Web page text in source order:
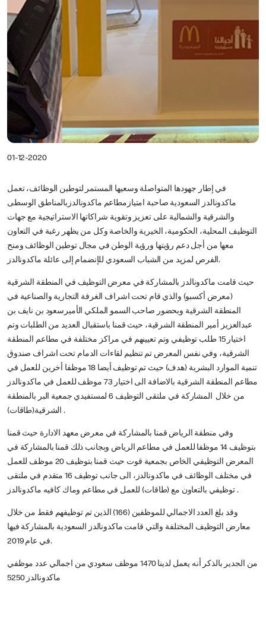
01-12-2020
في إطار جهودها المتواصلة وسعيها المستمر لتوطين الوظائف، تعمل
ماكدونالدز السعودية صاحبة امتيازمطاعم ماكدونالدزبالمناطق الوسطى
والشرقية والشمالية على تعزيز وتقوية شراكاتها الاستراتيجية مع جهات
التوظيف المحلية، الحكومية، الخيرية والخاصة وكل من يظهر رغبة في التعاون
معها من أجل دعم رؤيتها ورؤية الوطن في مجال توطين الوظائف ومنح
الفرص لمزيد من الشباب السعودي للإنضمام إلى عائلة ماكدونالدز.
حيث قامت ماكدونالدز بالمشاركة في معرض التوظيف في المنطقة الشرقية
(معرض أكسبو) والذي قام تحت اشراف الغرفة التجارية والصناعية في
المنطقة الشرقية وبحضور صاحب السمو الملكي الأميرسعود بن نايف بن
عبدالعزيز أمير المنطقة الشرقية، حيث قمنا باستقبال العديد من الطلبات وتم
اختيار 15 طلب توظيفي وتم تعيينهم في مراكز مختلفة في مطاعم المنطقة
الشرقية، وفي نفس المعرض تم تنظيم لقاءات الدمام تحت اشراف صندوق
تنمية الموارد البشرية (هدف) حيث تم توظيف أيضا 18 موظفا أخرين للعمل في
مطاعم المنطقة الشرقية بالاضافة الى اختيار 73 موظف للعمل في ماكدونالدز
من خلال المشاركة في ملتقى التوظيف 6 لمستفيدي جمعية البر بالمنطقة
الشرقية(طاقات) .
وفي منطقة الرياض قمنا بالمشاركة في معرض معهد الادارة حيث قمنا
بتوظيف 14 موظفا للعمل في مطاعم الرياض وبجانب ذلك قمنا بالمشاركة في
المعرض التوظيفي الخاص بجمعية قوت حيث قمنا بتوظيف 20 موظف للعمل
في مختلف الوظائف في ماكدونالدز، الى جانب توظيف 16 متقدم في ملتقى
توظيفي بالتعاون مع (طاقات) للعمل في مطاعم وماك كافيه ماكدونالدز .
وقد بلغ العدد الاجمالي للموظفين (166) الذين تم توظيفهم فقط من خلال
معارض التوظيف المختلفة والتي قامت ماكدونالدز السعودية بالمشاركة فيها
في عام 2019.
من الجدير بالذكر أنه يعمل لدينا 1470 موظف سعودي من اجمالي عدد موظفي
ماكدونالدز 5250